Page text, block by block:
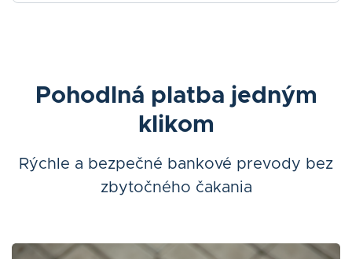
Pohodlná platba jedným
klikom
Rýchle a bezpečné bankové prevody bez
zbytočného čakania